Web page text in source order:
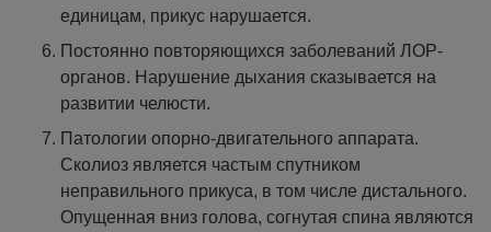
единицам, прикус нарушается.
Постоянно повторяющихся заболеваний ЛОР-
органов. Нарушение дыхания сказывается на
развитии челюсти.
Патологии опорно-двигательного аппарата.
Сколиоз является частым спутником
неправильного прикуса, в том числе дистального.
Опущенная вниз голова, согнутая спина являются